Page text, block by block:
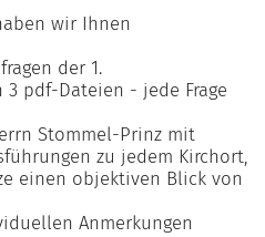
wir Ihnen
der 1.
pdf-Dateien - jede Frage
Stommel-Prinz mit
zu jedem Kirchort,
einen objektiven Blick von
Anmerkungen